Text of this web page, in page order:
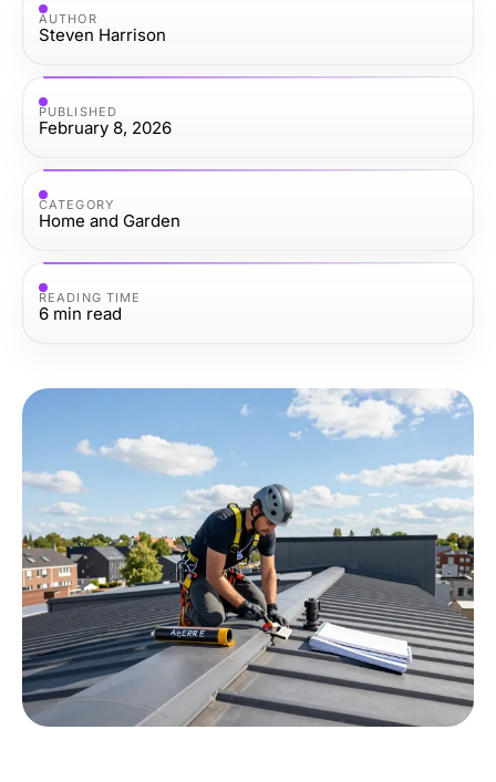
AUTHOR
Steven Harrison
PUBLISHED
February 8, 2026
CATEGORY
Home and Garden
READING TIME
6 min read